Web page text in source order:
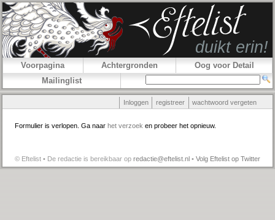
Voorpagina Achtergronden
Oog voor Detail
Mailinglist
Inloggen registreer wachtwoord vergeten
Formulier is verlopen. Ga naar het verzoek en probeer het opnieuw.
© Eftelist • De redactie is bereikbaar op redactie@eftelist.nl • Volg Eftelist op Twitter